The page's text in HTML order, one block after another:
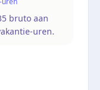
bruto aan
uren.